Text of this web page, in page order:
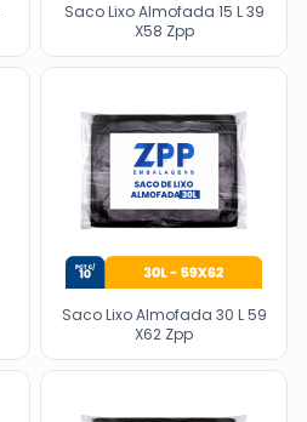
Saco Lixo Almofada 15 L 39
X58 Zpp
Saco Lixo Almofada 30 L 59
X62 Zpp